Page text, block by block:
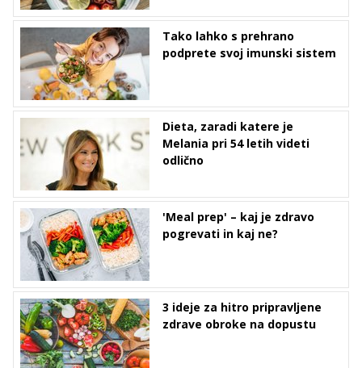
Tako lahko s prehrano
podprete svoj imunski sistem
Dieta, zaradi katere je
Melania pri 54 letih videti
odlično
'Meal prep' – kaj je zdravo
pogrevati in kaj ne?
3 ideje za hitro pripravljene
zdrave obroke na dopustu